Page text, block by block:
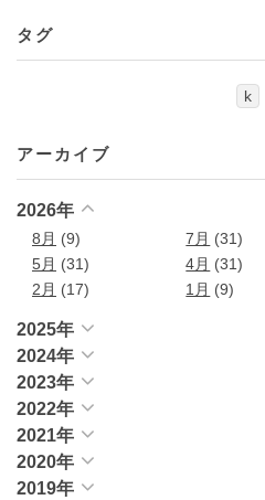
タグ
k
アーカイブ
2026年
8月 (9) 7月 (31)
5月 (31) 4月 (31)
2月 (17) 1月 (9)
2025年
2024年
2023年
2022年
2021年
2020年
2019年